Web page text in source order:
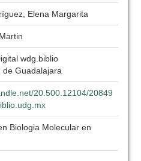
Elena Margarita
wdg.biblio
de Guadalajara
20.500.12104/20849
Biologia Molecular en